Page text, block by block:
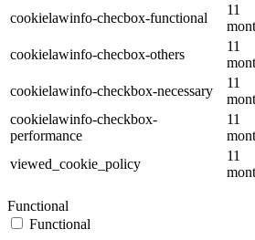
cookielawinfo-checbox-functional
11
cookielawinfo-checbox-others
11
cookielawinfo-checkbox-necessary
11
cookielawinfo-checkbox-
performance
11
viewed_cookie_policy
11
Functional
Functional